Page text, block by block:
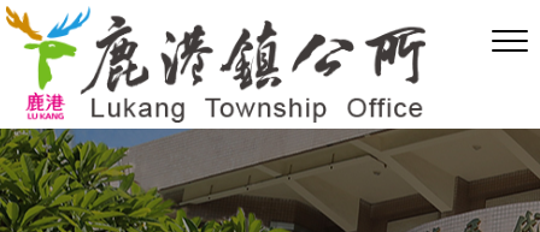
跳
內
容
區
塊